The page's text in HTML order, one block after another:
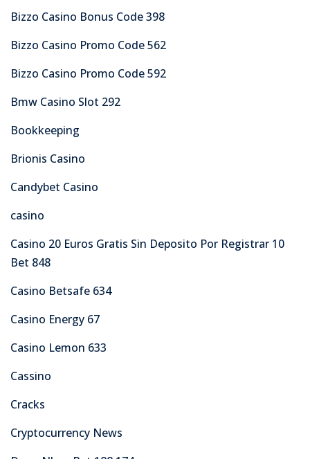
Bizzo Casino Bonus Code 398
Bizzo Casino Promo Code 562
Bizzo Casino Promo Code 592
Bmw Casino Slot 292
Bookkeeping
Brionis Casino
Candybet Casino
casino
Casino 20 Euros Gratis Sin Deposito Por Registrar 10
Bet 848
Casino Betsafe 634
Casino Energy 67
Casino Lemon 633
Cassino
Cracks
Cryptocurrency News